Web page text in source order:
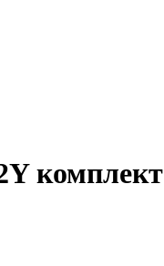
комплект